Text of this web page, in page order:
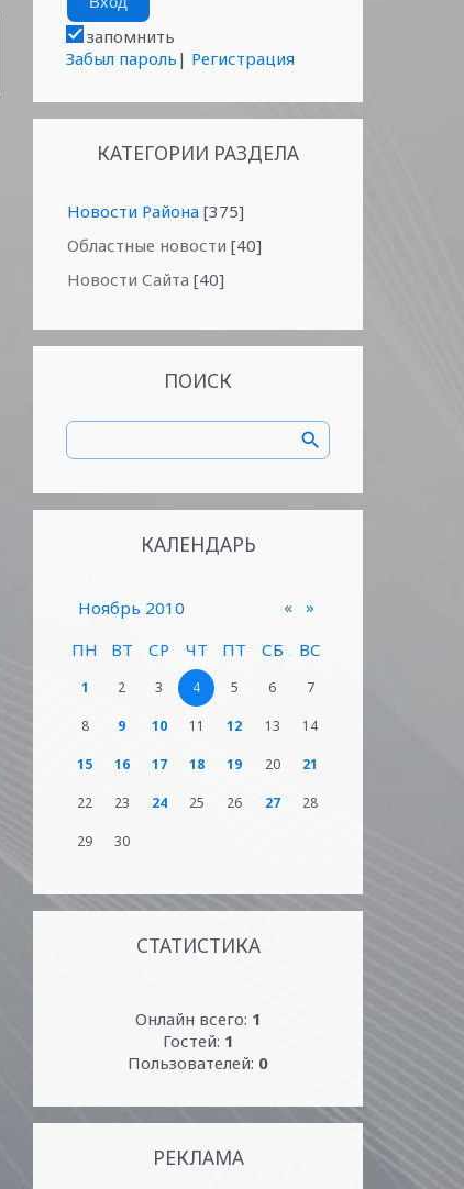
запомнить
Забыл пароль | Регистрация
КАТЕГОРИИ РАЗДЕЛА
Новости Района [375]
Областные новости [40]
Новости Сайта [40]
ПОИСК
КАЛЕНДАРЬ
«
Ноябрь 2010
»
ПН
ВТ СР ЧТ ПТ СБ ВС
1 2 3 4 5 6 7
8 9 10 11 12 13 14
15 16 17 18 19 20 21
22 23 24 25 26 27 28
29 30
СТАТИСТИКА
Онлайн всего: 1
Гостей: 1
Пользователей: 0
РЕКЛАМА